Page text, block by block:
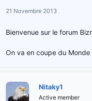
21 Novembre 2013
Bienvenue sur le forum
On va en coupe du Monde
Nitaky1
Active member